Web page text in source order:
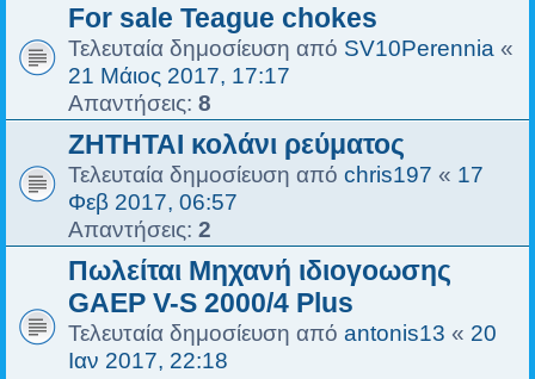
For sale Teague chokes
Τελευταία δημοσίευση από SV10Perennia «
21 Μάιος 2017, 17:17
Απαντήσεις: 8
ΖΗΤΗΤΑΙ κολάνι ρεύματος
Τελευταία δημοσίευση από chris197 « 17
Φεβ 2017, 06:57
Απαντήσεις: 2
Πωλείται Μηχανή ιδιογοωσης
GAEP V-S 2000/4 Plus
Τελευταία δημοσίευση από antonis13 « 20
Ιαν 2017, 22:18